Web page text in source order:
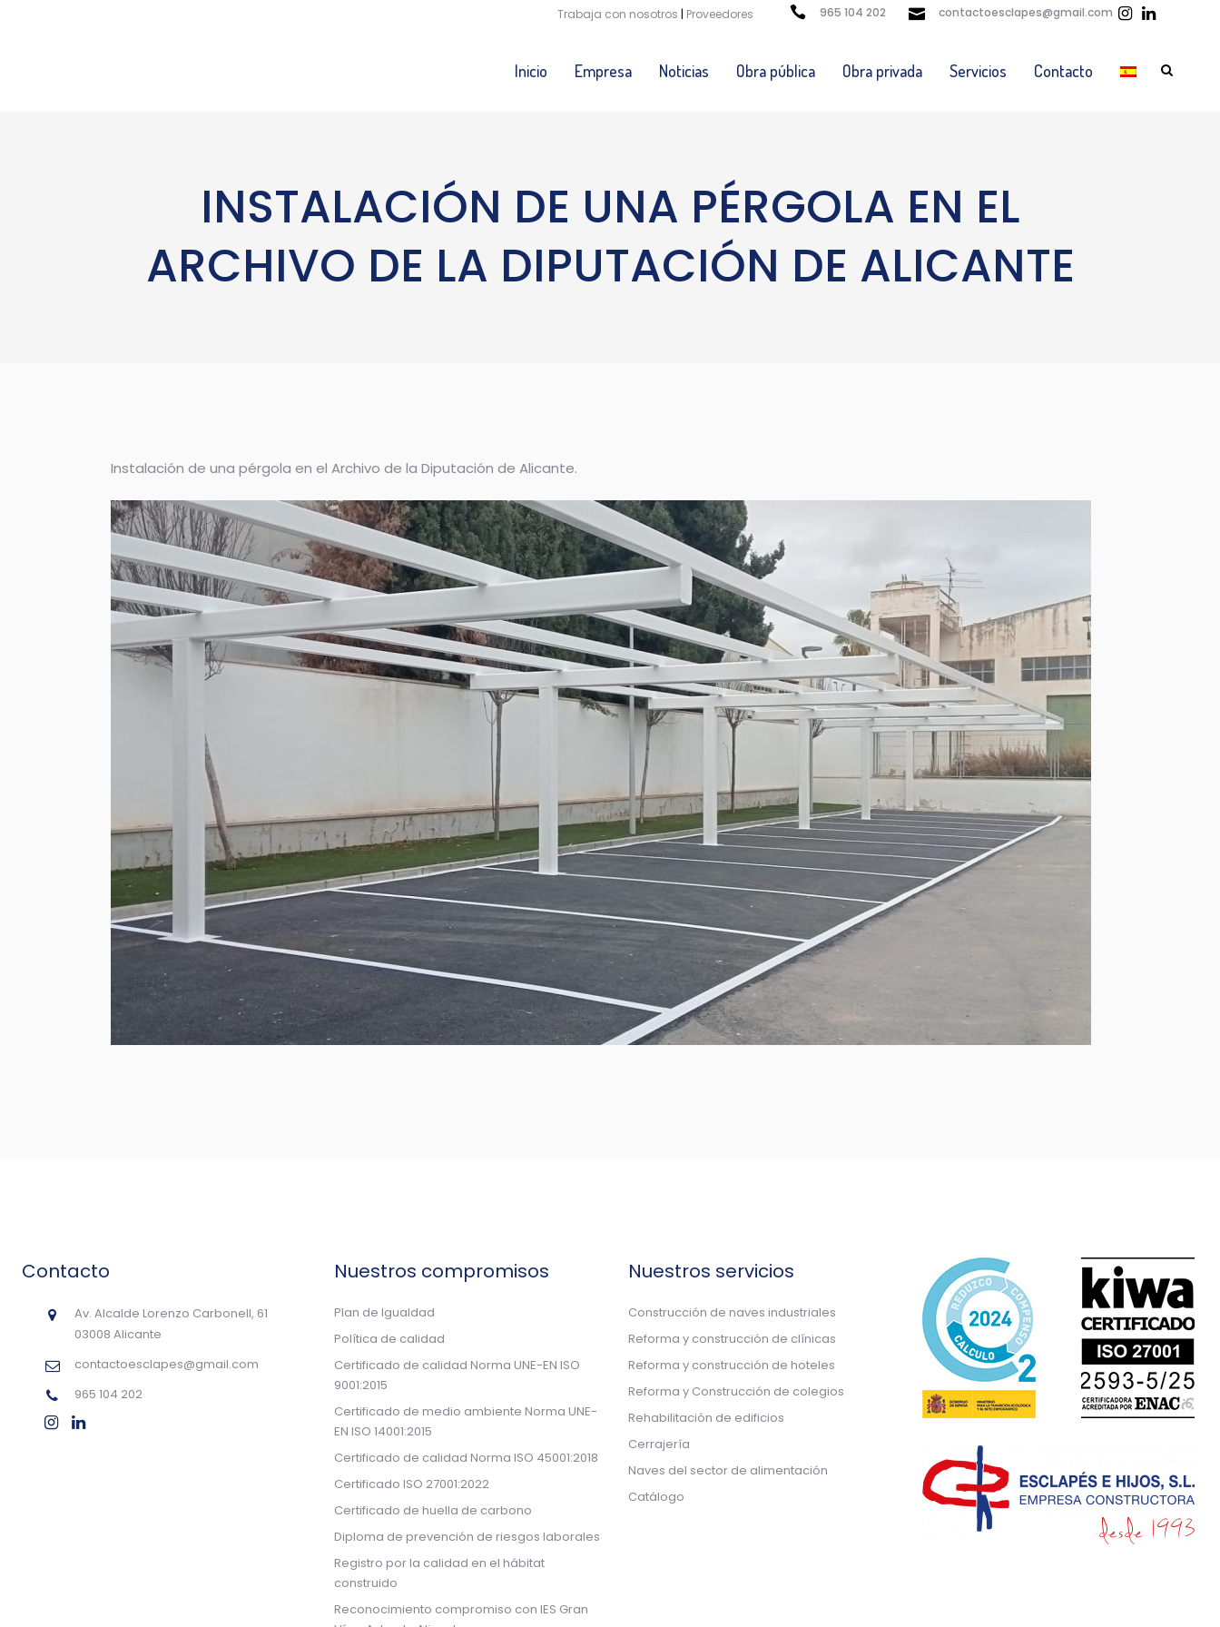
Trabaja con nosotros | Proveedores 965 104 202 contactoesclapes@gmail.com
Inicio Empresa Noticias Obra pública Obra privada Servicios Contacto
INSTALACIÓN DE UNA PÉRGOLA EN EL
ARCHIVO DE LA DIPUTACIÓN DE ALICANTE
Instalación de una pérgola en el Archivo de la Diputación de Alicante.
Contacto
Av. Alcalde Lorenzo Carbonell, 61
03008 Alicante
contactoesclapes@gmail.com
965 104 202
Nuestros compromisos
Plan de Igualdad
Política de calidad
Certificado de calidad Norma UNE-EN ISO
9001:2015
Certificado de medio ambiente Norma UNE-
EN ISO 14001:2015
Certificado de calidad Norma ISO 45001:2018
Certificado ISO 27001:2022
Certificado de huella de carbono
Diploma de prevención de riesgos laborales
Registro por la calidad en el hábitat
construido
Reconocimiento compromiso con IES Gran
Nuestros servicios
Construcción de naves industriales
Reforma y construcción de clínicas
Reforma y construcción de hoteles
Reforma y Construcción de colegios
Rehabilitación de edificios
Cerrajería
Naves del sector de alimentación
Catálogo